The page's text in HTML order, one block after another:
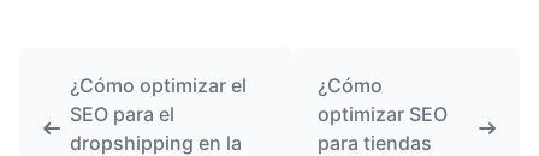
¿Cómo optimizar el
SEO para el
dropshipping en la
¿Cómo
optimizar SEO
para tiendas